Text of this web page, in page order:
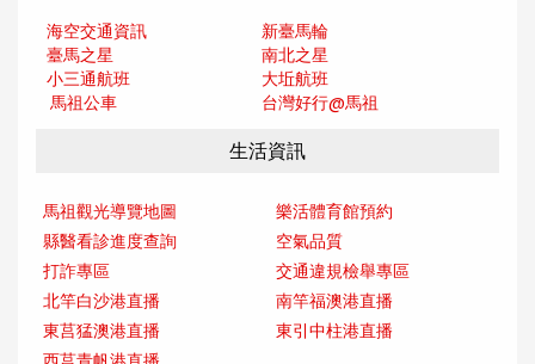
海空交通資訊
新臺馬輪
臺馬之星
南北之星
小三通航班
大坵航班
馬祖公車
台灣好行@馬祖
生活資訊
馬祖觀光導覽地圖
樂活體育館預約
縣醫看診進度查詢
空氣品質
打詐專區
交通違規檢舉專區
北竿白沙港直播
南竿福澳港直播
東莒猛澳港直播
東引中柱港直播